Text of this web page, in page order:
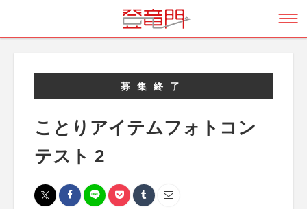
募集終了
ことりアイテムフォトコン
テスト 2